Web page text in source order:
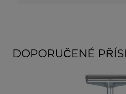
DOPORUČENÉ